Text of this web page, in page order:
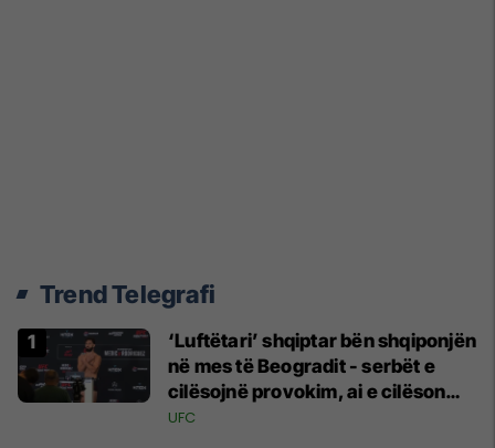
Trend Telegrafi
‘Luftëtari’ shqiptar bën shqiponjën
në mes të Beogradit - serbët e
cilësojnë provokim, ai e cilëson
simbol të identitetit
UFC